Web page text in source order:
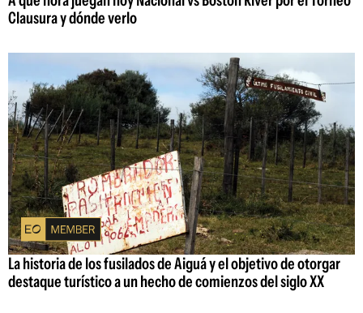
Clausura y dónde verlo
La historia de los fusilados de Aiguá y el objetivo de otorgar
destaque turístico a un hecho de comienzos del siglo XX